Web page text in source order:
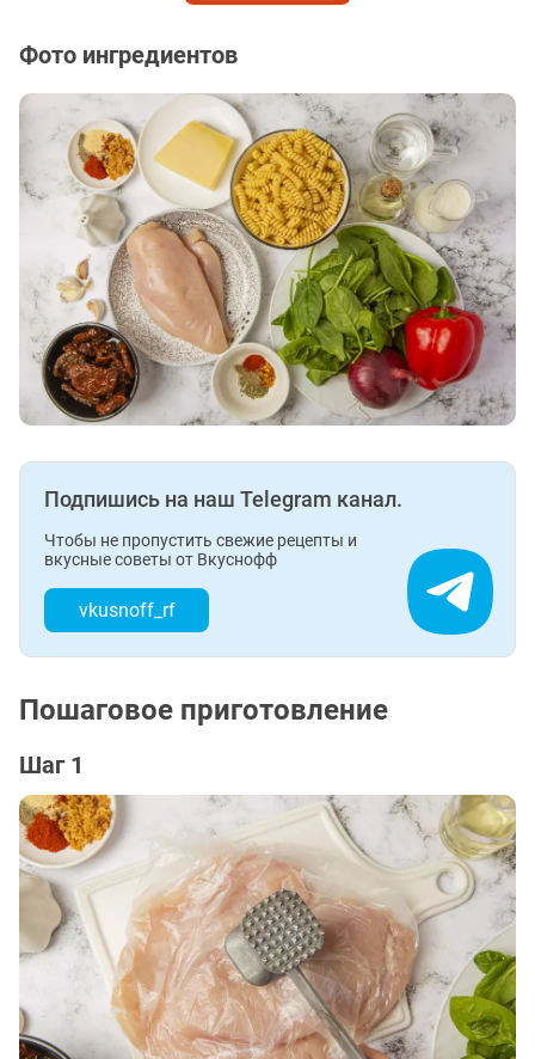
Фото ингредиентов
Подпишись на наш Telegram канал.
Чтобы не пропустить свежие рецепты и
вкусные советы от Вкуснофф
vkusnoff_rf
Пошаговое приготовление
Шаг 1